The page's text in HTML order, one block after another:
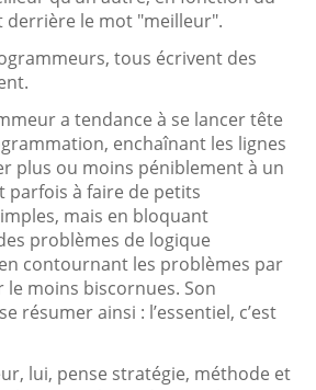
derrière le mot "meilleur".
tous écrivent des
a tendance à se lancer tête
enchaînant les lignes
plus ou moins péniblement à un
parfois à faire de petits
mais en bloquant
problèmes de logique
contournant les problèmes par
moins biscornues. Son
résumer ainsi : l’essentiel, c’est
lui, pense stratégie, méthode et